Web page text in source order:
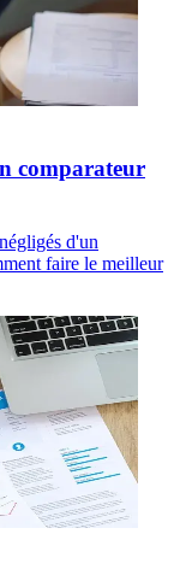
comparateur
d'un
faire le meilleur